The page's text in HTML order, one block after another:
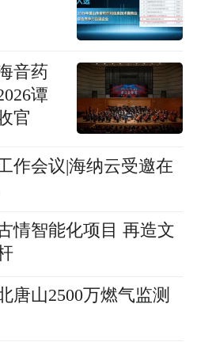
音药
谭
官
作会议|海纳云受邀在
情智能化项目 再造文
唐山2500万燃气监测